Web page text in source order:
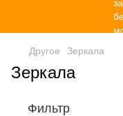
Другое Зеркала
Зеркала
Фильтр